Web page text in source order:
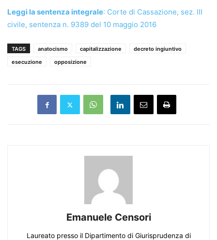
Leggi la sentenza integrale: Corte di Cassazione, sez. III
civile, sentenza n. 9389 del 10 maggio 2016
TAGS anatocismo capitalizzazione
decreto ingiuntivo
esecuzione
opposizione
Emanuele Censori
Laureato presso il Dipartimento di Giurisprudenza di